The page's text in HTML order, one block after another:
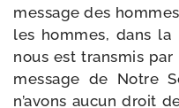
mes­sage des
les hommes, dans
nous est trans­mis
mes­sage de Notre
n’avons aucun droit